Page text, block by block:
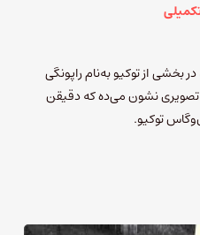
بخشی از توکیو به‌نام راپونگی
نشون می‌ده که دقیقن
توکیو.